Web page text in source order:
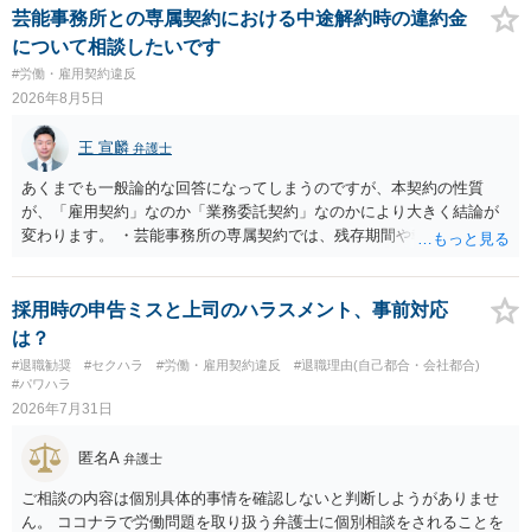
芸能事務所との専属契約における中途解約時の違約金
について相談したいです
#労働・雇用契約違反
2026年8月5日
王 宣麟 弁護士
あくまでも一般論的な回答になってしまうのですが、本契約の性質
が、「雇用契約」なのか「業務委託契約」なのかにより大きく結論が
変わります。 ・芸能事務所の専属契約では、残存期間や報酬額、投下
務上よくあるからといって当然に適法という意味ではなく、実際の損
害との対応関係や合理性が重要です。 ・違約金に上限がなくても、常
に有効になるわけではありません。契約が労働契約に近い実態なら労
基法16条で無効となる余地があり、そうでなくても、金額が事務所の
損害と比べて過大なら無効や減額が争点になります。 ・契約前の修正
交渉は一般的です。 交渉の方向としては、上限額を設ける、実損害ベ
費・未回収費用のみ」に限定する、などが典型です。 ・弁護士に契約
前に契約書の内容をレビューしてもらう価値は十分にあると思われま
す。 争点は、契約類型が雇用か業務委託か、実態として労働者性があ
るか、解除事由が双方にどう定められているか、違約金の算定根拠が
採用時の申告ミスと上司のハラスメント、事前対応
は？
#退職勧奨 #セクハラ #労働・雇用契約違反
#退職理由(自己都合・会社都合)
#パワハラ
2026年7月31日
匿名A 弁護士
ご相談の内容は個別具体的事情を確認しないと判断しようがありませ
ん。 ココナラで労働問題を取り扱う弁護士に個別相談をされることを